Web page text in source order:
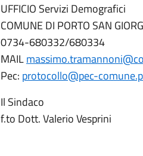
UFFICIO Servizi Demografici
COMUNE DI PORTO SAN
0734-680332/680334
MAIL
Pec: protocollo@pec-
Il Sindaco
f.to Dott. Valerio Vesprini